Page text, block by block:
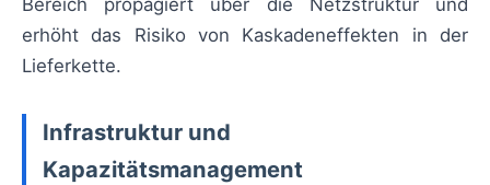
Bereich propagiert über die Netzstruktur und
erhöht das Risiko von Kaskadeneffekten in der
Lieferkette.
Infrastruktur und
Kapazitätsmanagement